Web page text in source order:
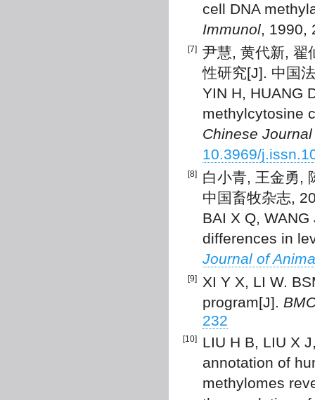
cell DNA
Immunol, 1990,
[7]
尹慧, 黄代新, 翟
性研究[J]. 中国
YIN H, HUANG
methylcytosine
Chinese
10.3969/
[8]
白小青, 王金勇,
中国畜牧杂志,
BAI X Q,
differences in
Journal of
[9]
XI Y X, LI W.
program[J].
232
[10]
LIU H B, LIU X
annotation of
methylomes